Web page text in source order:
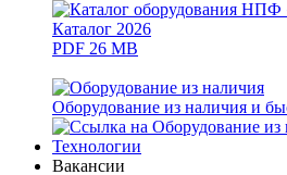
Каталог 2026
PDF 26 MB
Оборудование из наличия и
Технологии
Вакансии